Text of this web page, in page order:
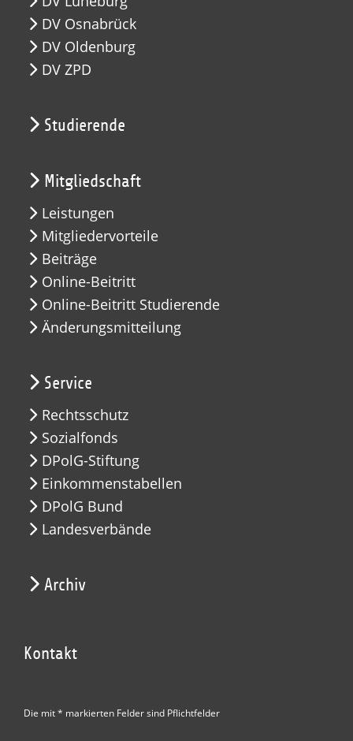
DV Osnabrück
DV Oldenburg
DV ZPD
Studierende
Mitgliedschaft
Leistungen
Mitgliedervorteile
Beiträge
Online-Beitritt
Online-Beitritt Studierende
Änderungsmitteilung
Service
Rechtsschutz
Sozialfonds
DPolG-Stiftung
Einkommenstabellen
DPolG Bund
Landesverbände
Archiv
Kontakt
Die mit * markierten Felder sind Pflichtfelder